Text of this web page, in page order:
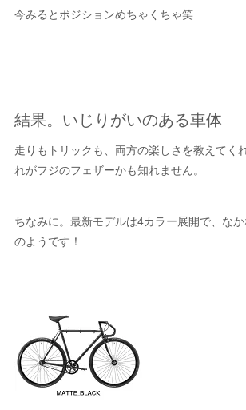
今みるとポジションめちゃくちゃ笑
結果。いじりがいのある車体
走りもトリックも、両方の楽しさを教えてく
れがフジのフェザーかも知れません。
ちなみに。最新モデルは4カラー展開で、な
のようです！